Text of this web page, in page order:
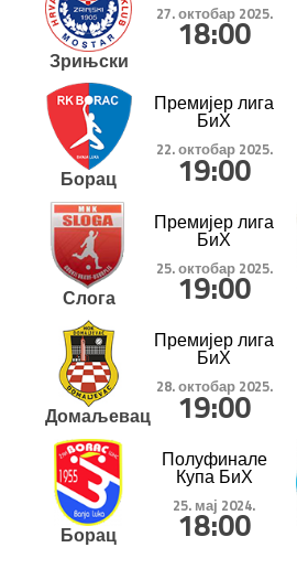
Зрињски
27. октобар 2025.
18:00
Борац
Премијер лига
БиХ
22. октобар 2025.
19:00
Слога
Премијер лига
БиХ
25. октобар 2025.
19:00
Домаљевац
Премијер лига
БиХ
28. октобар 2025.
19:00
Борац
Полуфинале
Купа БиХ
25. мај 2024.
18:00